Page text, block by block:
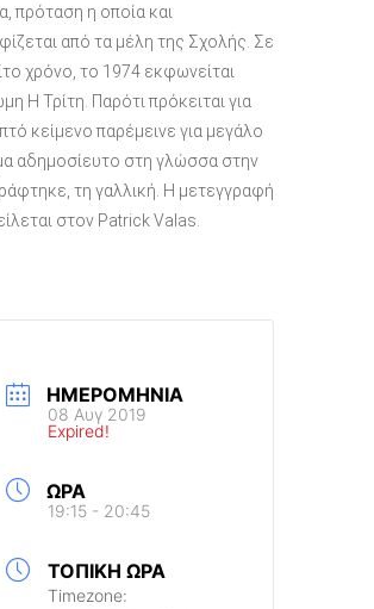
πρόταση η οποία και
από τα μέλη της Σχολής. Σε
χρόνο, το 1974 εκφωνείται
Η Τρίτη. Παρότι πρόκειται για
κείμενο παρέμεινε για μεγάλο
αδημοσίευτο στη γλώσσα στην
τη γαλλική. Η μετεγγραφή
στον Patrick Valas.
ΗΜΕΡΟΜΗΝΊΑ
08 Αυγ 2019
Expired!
ΏΡΑ
19:15 - 20:45
ΤΟΠΙΚΉ ΏΡΑ
Timezone: